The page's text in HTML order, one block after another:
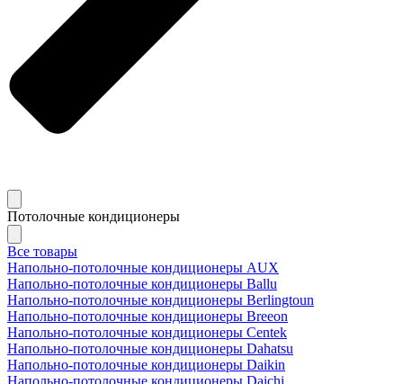
Потолочные кондиционеры
Все товары
Напольно-потолочные кондиционеры AUX
Напольно-потолочные кондиционеры Ballu
Напольно-потолочные кондиционеры Berlingtoun
Напольно-потолочные кондиционеры Breeon
Напольно-потолочные кондиционеры Centek
Напольно-потолочные кондиционеры Dahatsu
Напольно-потолочные кондиционеры Daikin
Напольно-потолочные кондиционеры Daichi